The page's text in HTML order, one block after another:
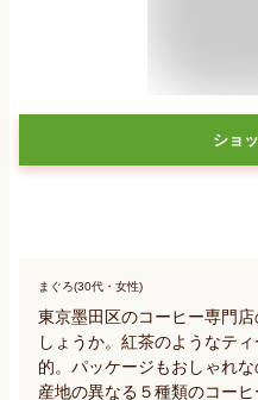
ショ
まぐろ(30代・女性)
東京墨田区のコーヒー専門
しょうか。紅茶のようなテ
的。パッケージもおしゃれ
産地の異なる５種類のコーヒ